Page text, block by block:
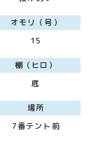
オモリ（号）
15
棚（ヒロ）
底
場所
7番テント前